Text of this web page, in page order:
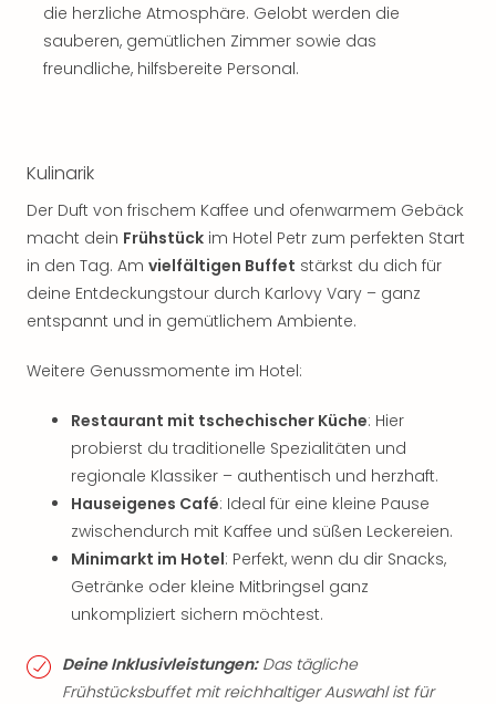
die herzliche Atmosphäre. Gelobt werden die
sauberen, gemütlichen Zimmer sowie das
freundliche, hilfsbereite Personal.
Kulinarik
Der Duft von frischem Kaffee und ofenwarmem Gebäck
macht dein Frühstück im Hotel Petr zum perfekten Start
in den Tag. Am vielfältigen Buffet stärkst du dich für
deine Entdeckungstour durch Karlovy Vary – ganz
entspannt und in gemütlichem Ambiente.
Weitere Genussmomente im Hotel:
Restaurant mit tschechischer Küche: Hier
probierst du traditionelle Spezialitäten und
regionale Klassiker – authentisch und herzhaft.
Hauseigenes Café: Ideal für eine kleine Pause
zwischendurch mit Kaffee und süßen Leckereien.
Minimarkt im Hotel: Perfekt, wenn du dir Snacks,
Getränke oder kleine Mitbringsel ganz
unkompliziert sichern möchtest.
Deine Inklusivleistungen:Das tägliche
Frühstücksbuffet mit reichhaltiger Auswahl ist für